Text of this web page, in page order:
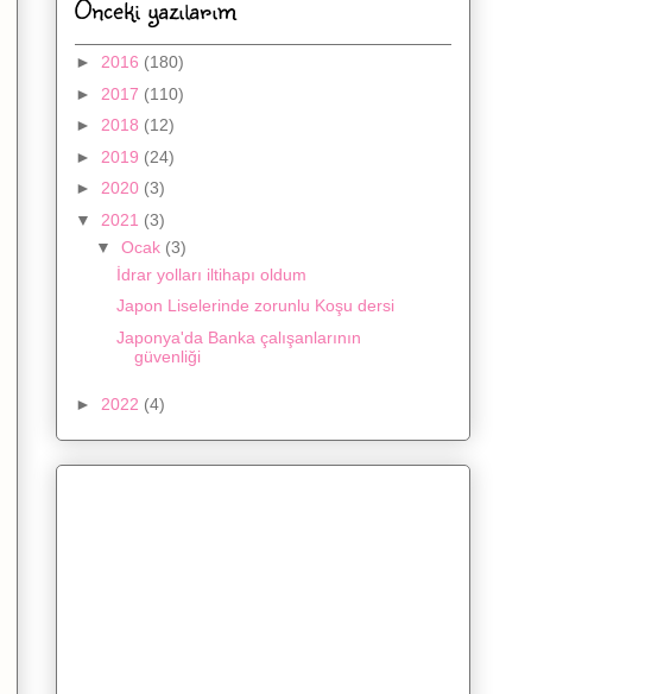
Önceki yazılarım
► 2016 (180)
► 2017 (110)
► 2018 (12)
► 2019 (24)
► 2020 (3)
▼ 2021 (3)
▼ Ocak (3)
İdrar yolları iltihapı oldum
Japon Liselerinde zorunlu Koşu dersi
Japonya'da Banka çalışanlarının
güvenliği
► 2022 (4)